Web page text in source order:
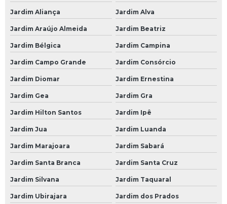
Bateria para Carro 60
Bateria para Carro 60 Amperes
Bateria para Carro Heliar
Borracharias 24 Horas
Borracharia 24 Horas
Borracharia 24 Horas em São Paulo
Borracharia 24 Horas em SP
Borracharia 24 Horas na Avenida do Estado
Borracharia 24 Horas na Zona Norte
Jardim Aliança Jardim Alva
Jardim Araújo Almeida Jardim Beatriz
Jardim Bélgica Jardim Campina
Jardim Campo Grande Jardim Consórcio
Jardim Diomar Jardim Ernestina
Jardim Gea Jardim Gra
Jardim Hilton Santos Jardim Ipê
Jardim Jua Jardim Luanda
Jardim Marajoara Jardim Sabará
Jardim Santa Branca Jardim Santa Cruz
Jardim Silvana Jardim Taquaral
Jardim Ubirajara Jardim dos Prados